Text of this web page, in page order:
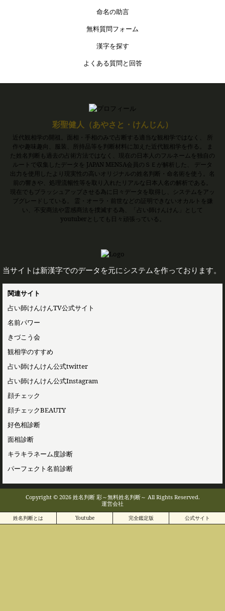
命名の助言
無料質問フォーム
漢字を探す
よくある質問と回答
彩聖健人（あやさと・けんじん）
近代観相学の開祖。面相・手相のみで占断する適当な観相学ではなく、 所
作や趣味趣向、服装、所持品等を判断材料に加えた近代観相学を作る。 ま
た姓名判断も過去の占術方法ではなく、現在の日本人のフルネームを独自の
ルートで収集したデータを JAPAN MENSA会員のＳＥが解析した、 データ
出力を使用したより現実性の高いオリジナルの姓名判断・命名術を使う。名
前の響きや、処理流暢性等を取り入れたリアルな日本人名の解析である。
現在でもブラッシュアップさせる為に日々データを取得し、システムをアッ
プグレードしている。 霊・オーラ・前世などの証明できないオカルトを嫌
い、不安商法や霊感商法を撲滅する為、「占い師けんけん」として
youtuberとしても日々頑張っている。
当サイトは新漢字でのデータを元にシステムを作っております。
関連サイト
占い師けんけんTV公式サイト
名前パワー
きづこう会
観相学のすすめ
占い師けんけん公式twitter
占い師けんけん公式Instagram
顔チェック
顔チェックBEAUTY
好色相診断
面相診断
キラキラネーム度診断
パーフェクト名前診断
Copyright © 2026 姓名判断 彩～無料姓名判断～ All Rights Reserved.
運営会社
姓名判断とは Youtube 完全鑑定版 公式サイト